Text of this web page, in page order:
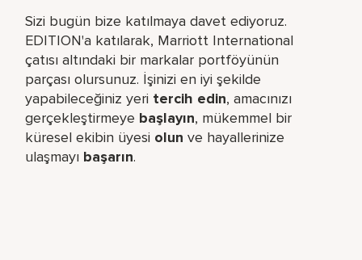
Sizi bugün bize katılmaya davet ediyoruz.
EDITION'a katılarak, Marriott International
çatısı altındaki bir markalar portföyünün
parçası olursunuz. İşinizi en iyi şekilde
yapabileceğiniz yeri​ tercih edin, amacınızı
gerçekleştirmeye başlayın, mükemmel bir
küresel​ ekibin üyesi olun ve hayallerinize
ulaşmayı başarın.